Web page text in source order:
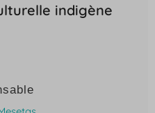
indigène